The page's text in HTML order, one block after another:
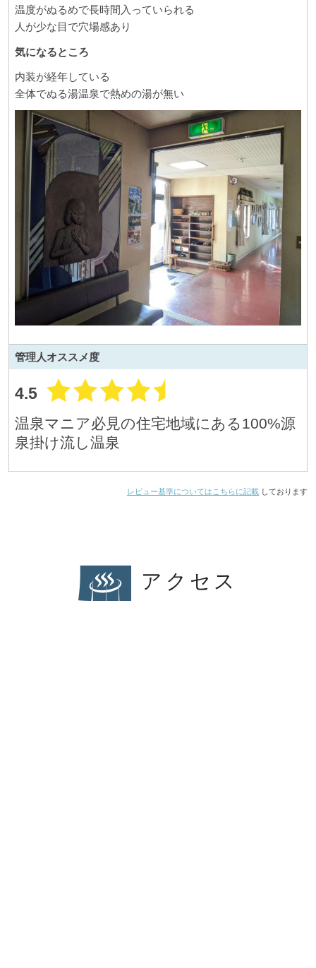
温度がぬるめで長時間入っていられる
人が少な目で穴場感あり
気になるところ
内装が経年している
全体でぬる湯温泉で熱めの湯が無い
管理人オススメ度
4.5
温泉マニア必見の住宅地域にある100%源
泉掛け流し温泉
レビュー基準についてはこちらに記載 しております
アクセス